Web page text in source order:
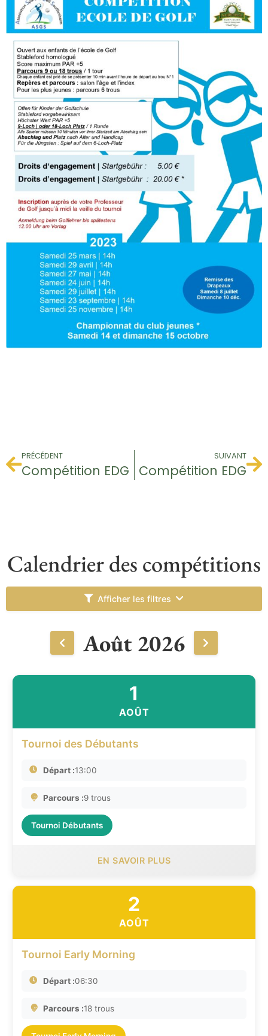
PRÉCÉDENT
Compétition EDG
SUIVANT
Compétition EDG
Calendrier des compétitions
Afficher les filtres
Août 2026
1
AOÛT
Tournoi des Débutants
Départ :13:00
Parcours :9 trous
Tournoi Débutants
EN SAVOIR PLUS
2
AOÛT
Tournoi Early Morning
Départ :06:30
Parcours :18 trous